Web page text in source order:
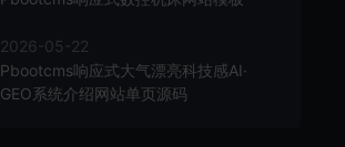
2026-05-22
Pbootcms响应式大气漂亮科技感AI·
GEO系统介绍网站单页源码